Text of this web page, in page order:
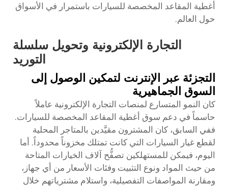
أغطية المقاعد المخصصة للسيارات باستمرار في الأسواق
حول العالم.
التجارة الإلكترونية وتحويل سلسلة
التوريد
التجزئة عبر الإنترنت لتمكين الوصول إلى
السوق الجماهيرية
كان النمو المتسارع لمنصات التجارة الإلكترونية عاملاً
حاسماً في دعم سوق أغطية المقاعد المخصصة للسيارات.
ففي السابق، كان المشترون مقيَّدين بالمتاجر المحلية
لقطع غيار السيارات التي كانت تمتلك مخزوناً محدوداً. أما
اليوم، فيمكن للمستهلكين تصفُّح آلاف الخيارات المتاحة
من حيث المواد ونوع التثبيت وفئات الأسعار من أي جهاز،
ومقارنة المواصفات التفصيلية، واستلام مشترياتهم خلال